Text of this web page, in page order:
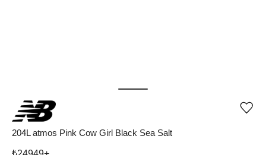
204L atmos Pink Cow Girl Black Sea Salt